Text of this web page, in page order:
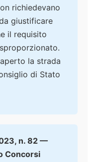
richiedevano
giustificare
il requisito
la strada
di Stato
n. 82 —
Concorsi